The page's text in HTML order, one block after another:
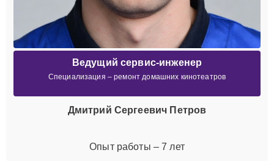
Ведущий сервис-инженер
Специализация – ремонт домашних кинотеатров
Дмитрий Сергеевич Петров
Опыт работы – 7 лет